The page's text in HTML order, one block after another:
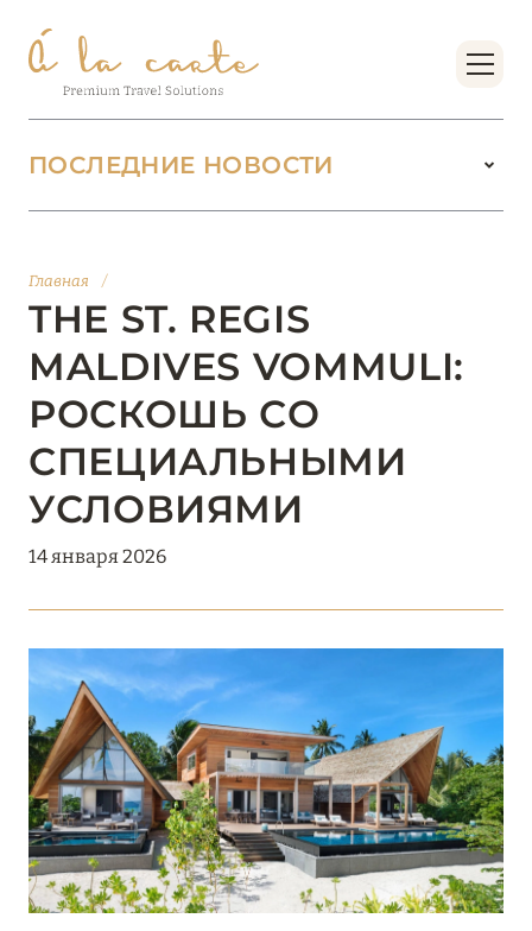
Главная /
THE ST. REGIS
MALDIVES VOMMULI:
РОСКОШЬ СО
СПЕЦИАЛЬНЫМИ
УСЛОВИЯМИ
14 января 2026
ПОСЛЕДНИЕ НОВОСТИ
БУТИК-КУРОРТЫ МАЛЬДИВСКИХ ОСТРОВОВ
Подробнее
01 июня 2026
JUMEIRAH OLHAHALI ISLAND MALDIVES: ВАШ
ОАЗИС ТЕПЛА И ИЗЫСКАННОСТИ
THE ST. REGIS MALDIVES VOMMULI:
МАНИФЕСТ ЭСТЕТИКИ В САМОМ СЕРДЦЕ
ОКЕАНА
Подробнее
27 апреля 2026
ПОЛНАЯ ПЕРЕЗАГРУЗКА: JUMEIRAH BALI,
ПРЯМОЙ ПЕРЕЛЁТ